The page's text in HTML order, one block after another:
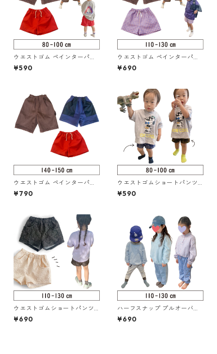
ウエストゴム ペインターパン
ツ 80-100（217-014-2）
¥590
ウエストゴム ペインターパン
ツ 110-130（217-014-3）
¥690
ウエストゴム ペインターパン
ツ 140-150（217-014-4）
¥790
ウエストゴムショートパンツ 8
0-100（217-005-2）
¥590
ウエストゴムショートパンツ 1
10-130（217-005-3）
¥690
ハーフスナップ プルオーバー
110-130（126-087-3）
¥690